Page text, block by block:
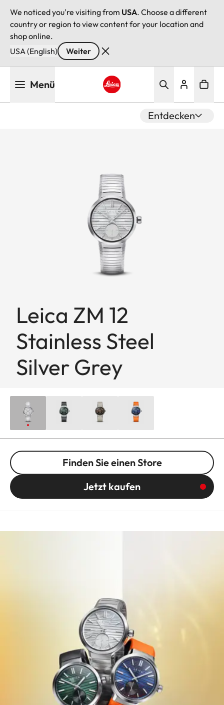
We noticed you're visiting from USA. Choose a different
country or region to view content for your location and
shop online.
USA (English)
Weiter
Menü
Entdecken
Leica ZM 12
Stainless Steel
Silver Grey
Finden Sie einen Store
Jetzt kaufen